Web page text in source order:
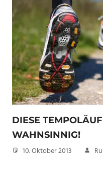
DIESE
WAHNSINNIG!
10. Oktober 2013